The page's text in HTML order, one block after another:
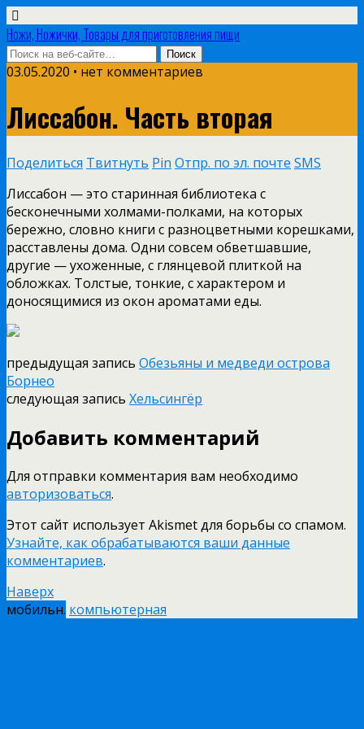
Ножи, Ножички, Товары для приготовления пищи
03.05.2020 • нет комментариев
Лиссабон. Часть вторая
Поделиться Твитнуть Pin Отпр. по эл. почте SMS
Лиссабон — это старинная библиотека с
бесконечными холмами-полками, на которых
бережно, словно книги с разноцветными корешками,
расставлены дома. Одни совсем обветшавшие,
другие — ухоженные, с глянцевой плиткой на
обложках. Толстые, тонкие, с характером и
доносящимися из окон ароматами еды.
предыдущая запись Обезьяны и медведи острова
Борнео
следующая запись Хельсингёр
Добавить комментарий
Для отправки комментария вам необходимо
авторизоваться.
Этот сайт использует Akismet для борьбы со спамом.
Узнайте, как обрабатываются ваши данные
комментариев.
Наверх
мобильн. компьютерная